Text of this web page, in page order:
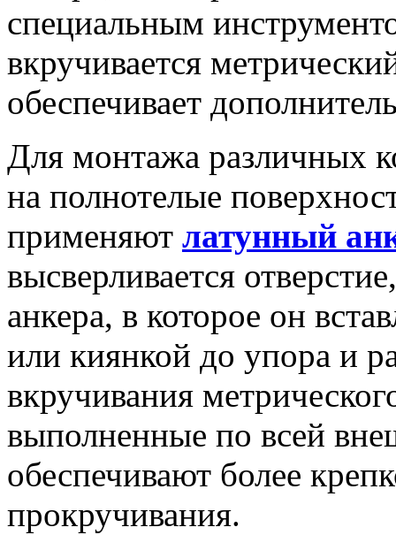
специальным
вкручивается
обеспечивает
Для монтажа различных
на полнотелые
применяют латунный
высверливается
анкера, в которое он
или киянкой до упора и
вкручивания
выполненные по всей
обеспечивают более
прокручивания.